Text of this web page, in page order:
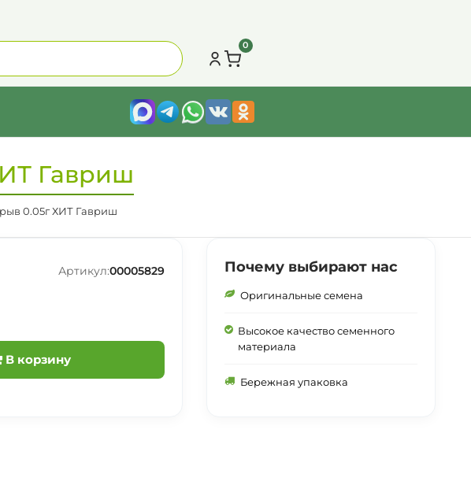
0
Гавриш
0.05г ХИТ Гавриш
Артикул:00005829
В корзину
Почему выбирают нас
Оригинальные семена
Высокое качество семенного
материала
Бережная упаковка